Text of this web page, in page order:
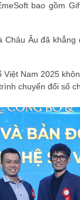
bao gồm
Châu Âu đã
Nam 2025
chuyển đổi số